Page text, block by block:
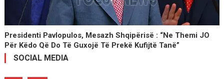
Presidenti Pavlopulos, Mesazh Shqipërisë : “Ne Themi JO
Për Këdo Që Do Të Guxojë Të Prekë Kufijtë Tanë”
SOCIAL MEDIA